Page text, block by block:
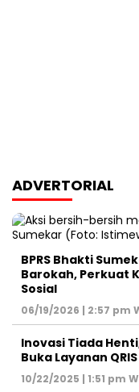
ADVERTORIAL
BPRS Bhakti
Barokah, Perkuat
Sosial
06/19/2026 | 2:57 pm
Inovasi Tiada
Buka Layanan QRIS
10/22/2025 | 1:51 pm